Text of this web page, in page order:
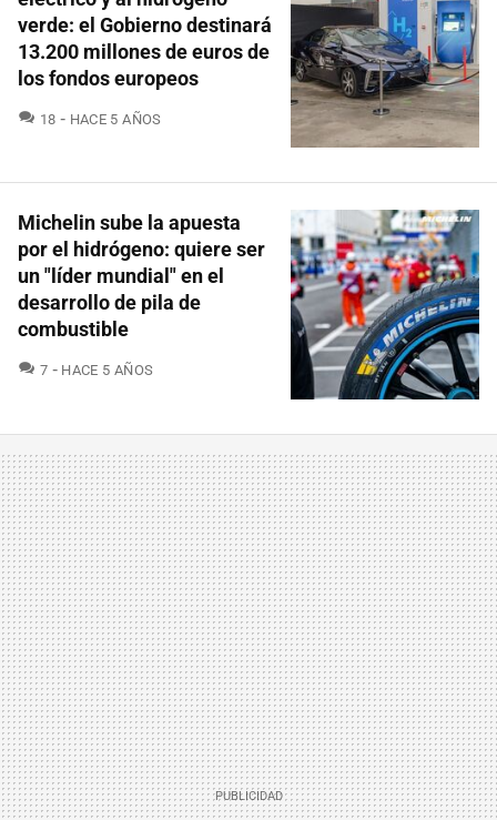
verde: el Gobierno destinará
13.200 millones de euros de
los fondos europeos
18 COMENTARIOS
HACE 5 AÑOS
Michelin sube la apuesta
por el hidrógeno: quiere ser
un "líder mundial" en el
desarrollo de pila de
combustible
7 COMENTARIOS
HACE 5 AÑOS